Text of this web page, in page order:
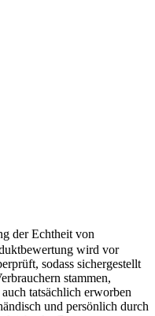
der Echtheit von
wird vor
sodass sichergestellt
stammen,
tatsächlich erworben
und persönlich durch